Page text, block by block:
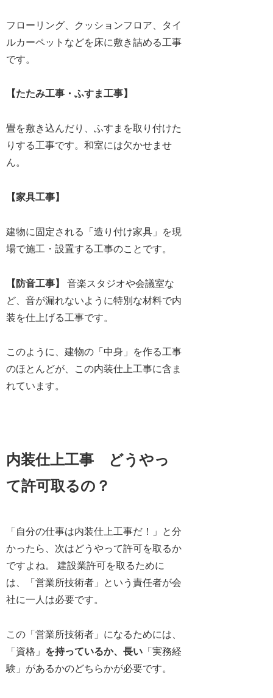
フローリング、クッションフロア、タイ
ルカーペットなどを床に敷き詰める工事
です。
【たたみ工事・ふすま工事】
畳を敷き込んだり、ふすまを取り付けた
りする工事です。和室には欠かせませ
ん。
【家具工事】
建物に固定される「造り付け家具」を現
場で施工・設置する工事のことです。
【防音工事】
音楽スタジオや会議室な
ど、音が漏れないように特別な材料で内
装を仕上げる工事です。
このように、建物の「中身」を作る工事
のほとんどが、この内装仕上工事に含ま
れています。
内装仕上工事 どうやっ
て許可取るの？
「自分の仕事は内装仕上工事だ！」と分
かったら、次はどうやって許可を取るか
ですよね。 建設業許可を取るために
は、「営業所技術者」という責任者が会
社に一人は必要です。
この「営業所技術者」になるためには、
「資格」 を持っているか、長い 「実務経
験」があるかのどちらかが必要です。